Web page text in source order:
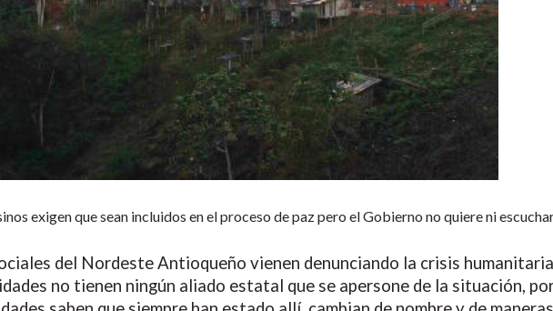
exigen que sean incluidos en el proceso de paz pero el Gobierno no quiere ni
del Nordeste Antioqueño vienen denunciando la crisis
no tienen ningún aliado estatal que se apersone de la situación,